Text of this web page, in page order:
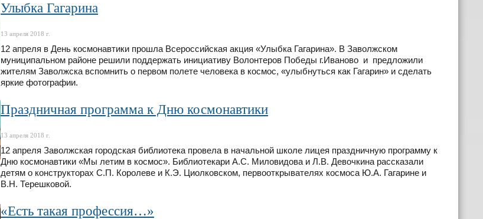
Улыбка Гагарина
13 апреля 2018 г.
12 апреля в День космонавтики прошла Всероссийская акция «Улыбка Гагарина». В Заволжском
муниципальном районе решили поддержать инициативу Волонтеров Победы г.Иваново и предложили
жителям Заволжска вспомнить о первом полете человека в космос, «улыбнуться как Гагарин» и сделать
яркие фотографии.
Праздничная программа к Дню космонавтики
13 апреля 2018 г.
12 апреля Заволжская городская библиотека провела в начальной школе лицея праздничную программу к
Дню космонавтики «Мы летим в космос». Библиотекари А.С. Миловидова и Л.В. Девочкина рассказали
детям о конструкторах С.П. Королеве и К.Э. Циолковском, первооткрывателях космоса Ю.А. Гагарине и
В.Н. Терешковой.
«Есть такая профессия…»